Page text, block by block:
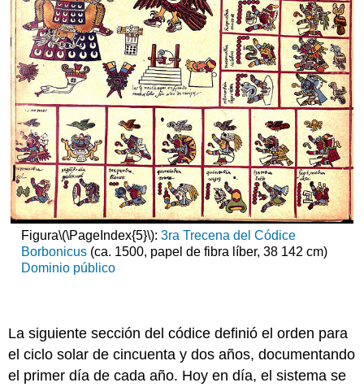
Figura\(\PageIndex{5}\): 3ra Trecena del Códice
Borbonicus(ca. 1500, papel de fibra líber, 38 142 cm)
Dominio público
La siguiente sección del códice definió el orden para
el ciclo solar de cincuenta y dos años, documentando
el primer día de cada año. Hoy en día, el sistema se